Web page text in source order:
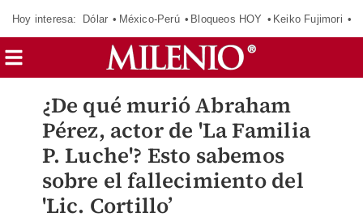
Hoy interesa: Dólar México-Perú Bloqueos HOY Keiko Fujimori
¿De qué murió Abraham
Pérez, actor de 'La Familia
P. Luche'? Esto sabemos
sobre el fallecimiento del
'Lic. Cortillo’